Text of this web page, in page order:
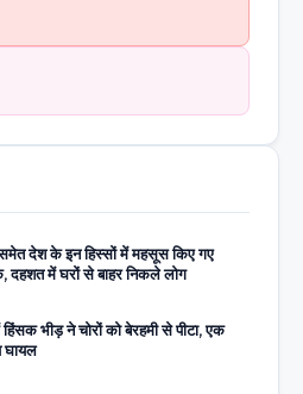
देश के इन हिस्सों में महसूस किए गए
में घरों से बाहर निकले लोग
हिंसक भीड़ ने चोरों को बेरहमी से पीटा, एक
घायल